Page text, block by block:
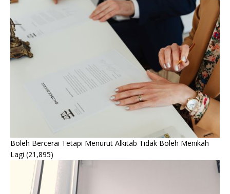
Boleh Bercerai Tetapi Menurut Alkitab Tidak Boleh Menikah
Lagi (21,895)